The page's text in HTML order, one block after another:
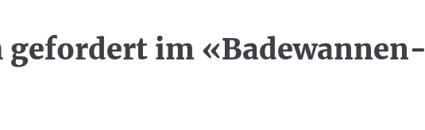
gefordert im «Badewannen-